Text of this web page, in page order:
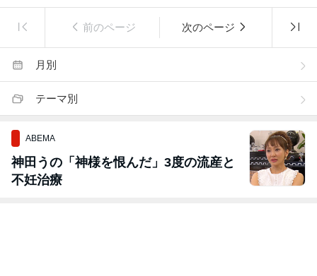
前のページ 次のページ
月別
テーマ別
ABEMA
神田うの「神様を恨んだ」3度の流産と
不妊治療